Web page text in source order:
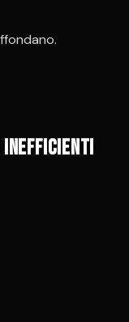
inefficienti